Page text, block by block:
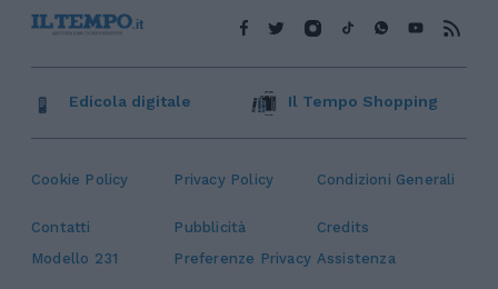
Cookie Policy Privacy Policy Condizioni Generali
Contatti Pubblicità
Credits
Modello 231
Preferenze Privacy Assistenza
Edicola digitale Il Tempo Shopping